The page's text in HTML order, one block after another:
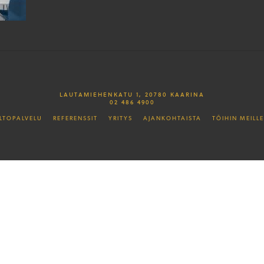
LAUTAMIEHENKATU 1, 20780 KAARINA
02 486 4900
REFERENSSIT YRITYS AJANKOHTAISTA TÖIHIN MEILLE